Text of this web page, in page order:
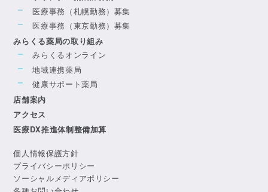
医療事務（札幌勤務）募集
医療事務（東京勤務）募集
みらくる薬局の取り組み
みらくるオンライン
地域連携薬局
健康サポート薬局
店舗案内
アクセス
医療DX推進体制整備加算
個人情報保護方針
プライバシーポリシー
ソーシャルメディアポリシー